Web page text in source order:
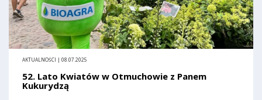
AKTUALNOŚCI | 08.07.2025
52. Lato Kwiatów w Otmuchowie z Panem
Kukurydzą